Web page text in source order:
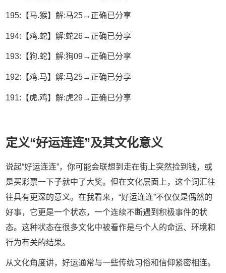
195:【马.猴】解:马25→正确已分享
194:【鸡.蛇】解:蛇26→正确已分享
193:【狗.蛇】解:狗09→正确已分享
192:【鸡.马】解:马25→正确已分享
191:【虎.鸡】解:虎29→正确已分享
定义“好运连连”及其文化意义
说起“好运连连”，你可能会联想到走在街上突然捡到钱，或
是买彩票一下子就中了大奖。但在文化层面上，这个词汇往
往具有更深的意义。在我看来，“好运连连”不仅仅是偶然的
好事，它更是一个状态，一个连续不断遇到积极事件的状
态。这种状态在很多文化中被看作是与个人的命运、环境和
行为有关的结果。
从文化角度讲，好运通常与一些传统习俗和信仰紧密相连。